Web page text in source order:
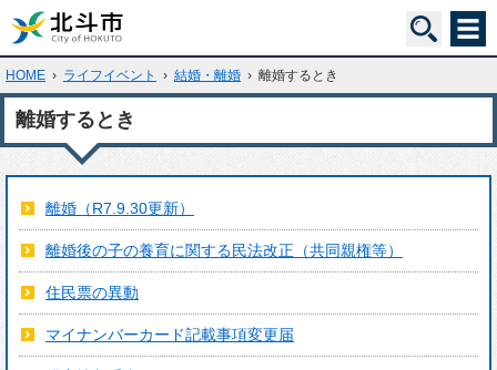
HOME › ライフイベント › 結婚・離婚 › 離婚するとき
離婚するとき
離婚（R7.9.30更新）
離婚後の子の養育に関する民法改正（共同親権等）
住民票の異動
マイナンバーカード記載事項変更届